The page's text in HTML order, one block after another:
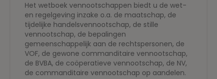
Het wetboek vennootschappen biedt u de wet-
en regelgeving inzake o.a. de maatschap, de
tijdelijke handelsvennootschap, de stille
vennootschap, de bepalingen
gemeenschappelijk aan de rechtspersonen, de
VOF, de gewone commanditaire vennootschap,
de BVBA, de coöperatieve vennootschap, de NV,
de commanditaire vennootschap op aandelen.